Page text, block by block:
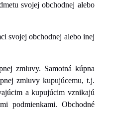
svojej obchodnej alebo
svojej obchodnej alebo inej
zmluvy. Samotná kúpna
zmluvy kupujúcemu, t.j.
a kupujúcim vznikajú
podmienkami. Obchodné